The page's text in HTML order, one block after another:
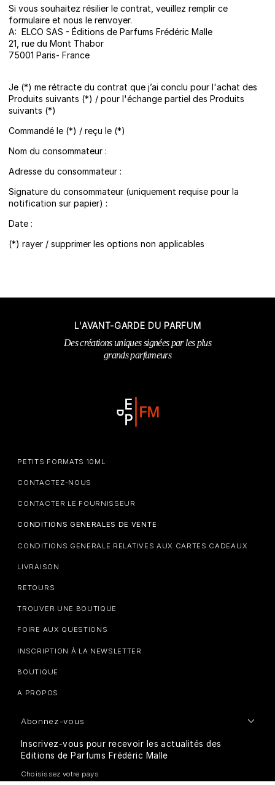
Si vous souhaitez résilier le contrat, veuillez remplir ce
formulaire et nous le renvoyer.
A: ELCO SAS - Éditions de Parfums Frédéric Malle
21, rue du Mont Thabor
75001 Paris- France
Je (*) me rétracte du contrat que j’ai conclu pour l'achat des
Produits suivants (*) / pour l'échange partiel des Produits
suivants (*)
Commandé le (*) / reçu le (*)
Nom du consommateur :
Adresse du consommateur :
Signature du consommateur (uniquement requise pour la
notification sur papier) :
Date :
(*) rayer / supprimer les options non applicables
L'AVANT-GARDE DU PARFUM
Des créations uniques signées par les plus
grands parfumeurs
PETITS FORMATS 10ML
CONTACTEZ-NOUS
CONTACTER LE FOURNISSEUR
CONDITIONS GENERALES DE VENTE
CONDITIONS GENERALE RELATIVES AUX CARTES CADEAUX
LIVRAISON
RETOURS
TROUVER UNE BOUTIQUE
FOIRE AUX QUESTIONS
INSCRIPTION À LA NEWSLETTER
BOUTIQUE
A PROPOS
Abonnez-vous
Inscrivez-vous pour recevoir les actualités des
Editions de Parfums Frédéric Malle